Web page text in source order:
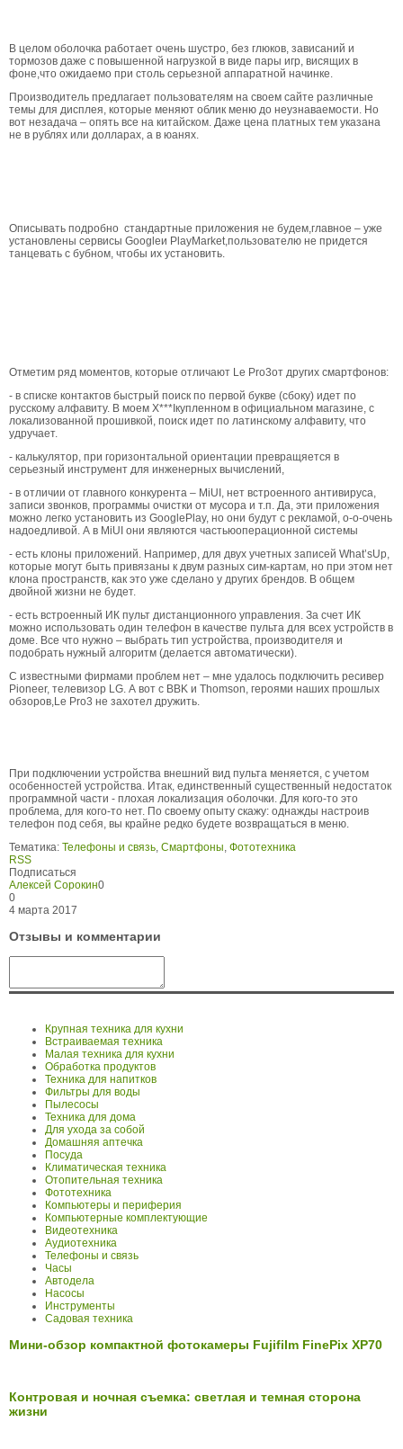
В целом оболочка работает очень шустро, без глюков, зависаний и
тормозов даже с повышенной нагрузкой в виде пары игр, висящих в
фоне,что ожидаемо при столь серьезной аппаратной начинке.
Производитель предлагает пользователям на своем сайте различные
темы для дисплея, которые меняют облик меню до неузнаваемости. Но
вот незадача – опять все на китайском. Даже цена платных тем указана
не в рублях или долларах, а в юанях.
Описывать подробно стандартные приложения не будем,главное – уже
установлены сервисы Googleи PlayMarket,пользователю не придется
танцевать с бубном, чтобы их установить.
Отметим ряд моментов, которые отличают Le Pro3от других смартфонов:
- в списке контактов быстрый поиск по первой букве (сбоку) идет по
русскому алфавиту. В моем X***Iкупленном в официальном магазине, с
локализованной прошивкой, поиск идет по латинскому алфавиту, что
удручает.
- калькулятор, при горизонтальной ориентации превращяется в
серьезный инструмент для инженерных вычислений,
- в отличии от главного конкурента – MiUI, нет встроенного антивируса,
записи звонков, программы очистки от мусора и т.п. Да, эти приложения
можно легко установить из GooglePlay, но они будут с рекламой, о-о-очень
надоедливой. А в MiUI они являются частьюоперационной системы
- есть клоны приложений. Например, для двух учетных записей What’sUp,
которые могут быть привязаны к двум разных сим-картам, но при этом нет
клона пространств, как это уже сделано у других брендов. В общем
двойной жизни не будет.
- есть встроенный ИК пульт дистанционного управления. За счет ИК
можно использовать один телефон в качестве пульта для всех устройств в
доме. Все что нужно – выбрать тип устройства, производителя и
подобрать нужный алгоритм (делается автоматически).
С известными фирмами проблем нет – мне удалось подключить ресивер
Pioneer, телевизор LG. А вот с BBK и Thomson, героями наших прошлых
обзоров,Le Pro3 не захотел дружить.
При подключении устройства внешний вид пульта меняется, с учетом
особенностей устройства. Итак, единственный существенный недостаток
программной части - плохая локализация оболочки. Для кого-то это
проблема, для кого-то нет. По своему опыту скажу: однажды настроив
телефон под себя, вы крайне редко будете возвращаться в меню.
Тематика: Телефоны и связь Смартфоны Фототехника
RSS
Подписаться
Алексей Сорокин0
0
4 марта 2017
Отзывы и комментарии
Крупная техника для кухни
Встраиваемая техника
Малая техника для кухни
Обработка продуктов
Техника для напитков
Фильтры для воды
Пылесосы
Техника для дома
Для ухода за собой
Домашняя аптечка
Посуда
Климатическая техника
Отопительная техника
Фототехника
Компьютеры и периферия
Компьютерные комплектующие
Видеотехника
Аудиотехника
Телефоны и связь
Часы
Автодела
Насосы
Инструменты
Садовая техника
Мини-обзор компактной фотокамеры Fujifilm FinePix XP70
Контровая и ночная съемка: светлая и темная сторона
жизни